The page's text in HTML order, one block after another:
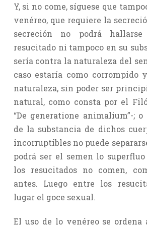
Y, si no come, síguese que
venéreo, que requiere la
secreción no podrá
resucitado ni tampoco en su
sería contra la naturaleza del
caso estaría como corrompido
naturaleza, sin poder ser
natural, como consta por el
“De generatione animalium”-;
de la substancia de dichos
incorruptibles no puede
podrá ser el semen lo
los resucitados no comen,
antes. Luego entre los
lugar el goce sexual.
El uso de lo venéreo se ordena